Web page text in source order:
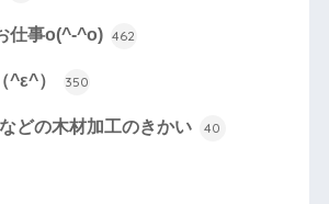
仕事o(^-^o) 462
^ε^） 350
どの木材加工のきかい 40